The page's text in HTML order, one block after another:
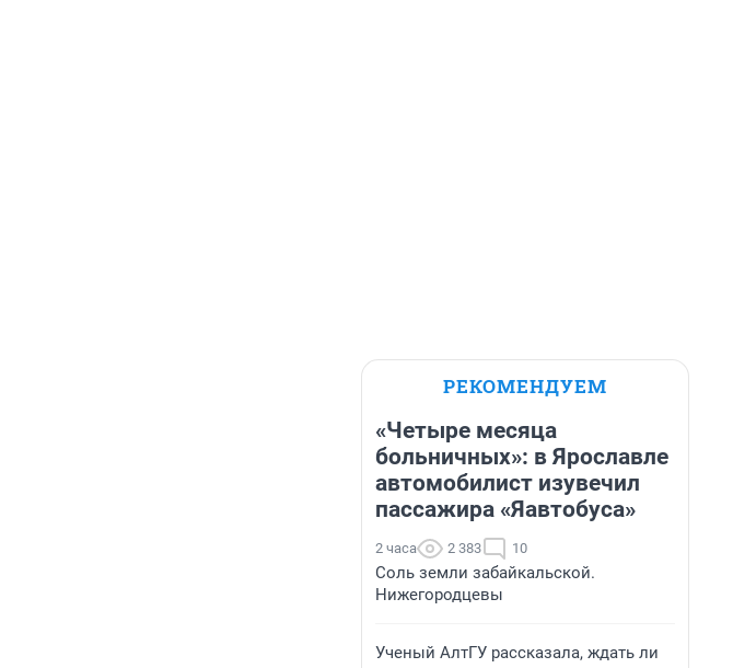
РЕКОМЕНДУЕМ
«Четыре месяца
больничных»: в Ярославле
автомобилист изувечил
пассажира «Яавтобуса»
2 часа 2 383 10
Соль земли забайкальской.
Нижегородцевы
Ученый АлтГУ рассказала, ждать ли